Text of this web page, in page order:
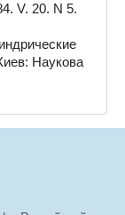
V. 20. N 5.
Наукова